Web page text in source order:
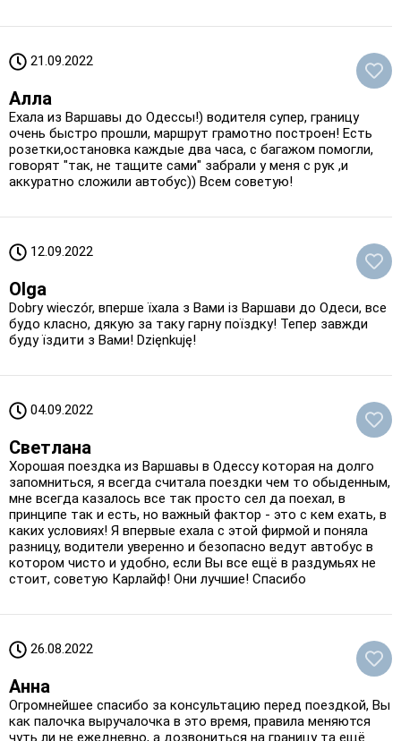
21.09.2022
Алла
Ехала из Варшавы до Одессы!) водителя супер, границу
очень быстро прошли, маршрут грамотно построен! Есть
розетки,остановка каждые два часа, с багажом помогли,
говорят "так, не тащите сами" забрали у меня с рук ,и
аккуратно сложили автобус)) Всем советую!
12.09.2022
Olga
Dobry wieczór, вперше їхала з Вами із Варшави до Одеси, все
будо класно, дякую за таку гарну поїздку! Тепер завжди
буду їздити з Вами! Dzięnkuję!
04.09.2022
Светлана
Хорошая поездка из Варшавы в Одессу которая на долго
запомниться, я всегда считала поездки чем то обыденным,
мне всегда казалось все так просто сел да поехал, в
принципе так и есть, но важный фактор - это с кем ехать, в
каких условиях! Я впервые ехала с этой фирмой и поняла
разницу, водители уверенно и безопасно ведут автобус в
котором чисто и удобно, если Вы все ещё в раздумьях не
стоит, советую Карлайф! Они лучшие! Спасибо
26.08.2022
Анна
Огромнейшее спасибо за консультацию перед поездкой, Вы
как палочка выручалочка в это время, правила меняются
чуть ли не ежедневно, а дозвониться на границу та ещё